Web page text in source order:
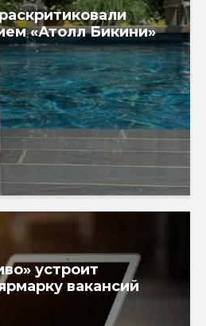
«Атолл Бикини»
устроит
вакансий